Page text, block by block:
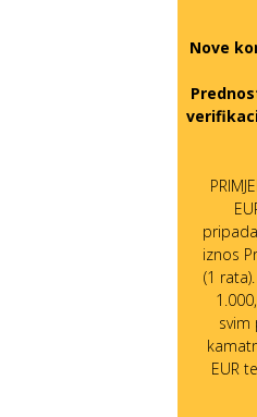
Nove
iznos
(1
svim
EUR